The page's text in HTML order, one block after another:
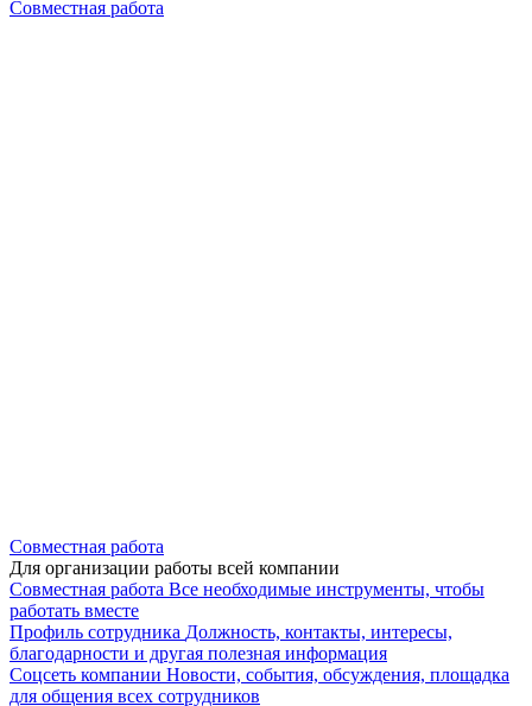
Совместная работа
Совместная работа
Для организации работы всей компании
Совместная работа Все необходимые инструменты, чтобы
работать вместе
Профиль сотрудника Должность, контакты, интересы,
благодарности и другая полезная информация
Соцсеть компании Новости, события, обсуждения, площадка
для общения всех сотрудников